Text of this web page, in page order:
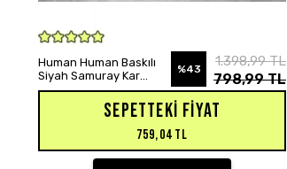
SEPETE EKLE
Human Human Baskılı
Siyah Samuray Kar
Maske Sweatshirt
%43
1.398,99 TL
798,99 TL
SEPETTEKI FIYAT
759,04 TL